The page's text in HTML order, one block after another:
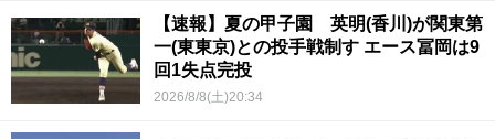
【速報】夏の甲子園 英明(香川)が関東第
一(東東京)との投手戦制す エース冨岡は9
回1失点完投
2026/8/8(土)20:34